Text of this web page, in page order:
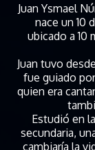
Juan Ysmael
nace un 10
ubicado a 10
Juan tuvo
fue guiado
quien era
Estudió en
secundaria,
cambiaría la